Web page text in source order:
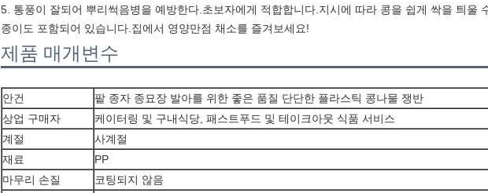
5. 통풍이 잘되어 뿌리썩음병을 예방한다.초보자에게 적합합니다.지시에 따라 콩을 쉽게 싹을 틔울
종이도 포함되어 있습니다.집에서 영양만점 채소를 즐겨보세요!
제품 매개변수
안건
팥 종자 종묘장 발아를 위한 좋은 품질 단단한 플라스틱 콩나물 쟁반
상업 구매자
케이터링 및 구내식당, 패스트푸드 및 테이크아웃 식품 서비스
계절
사계절
재료
PP
마무리 손질
코팅되지 않음